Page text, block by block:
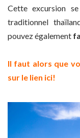
Cette excursion
traditionnel
pouvez également
Il faut alors que
sur le lien ici!